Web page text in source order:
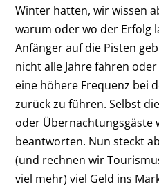
Winter hatten, wir wissen
warum oder wo der Erfolg
Anfänger auf die Pisten
nicht alle Jahre fahren
eine höhere Frequenz bei
zurück zu führen. Selbst
oder Übernachtungsgäste
beantworten. Nun steckt
(und rechnen wir
viel mehr) viel Geld ins